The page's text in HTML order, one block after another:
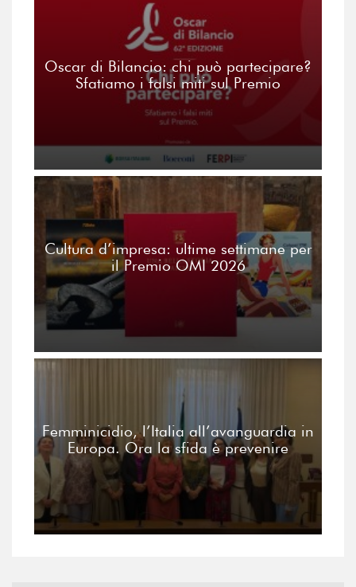
Oscar di Bilancio: chi può partecipare?
Sfatiamo i falsi miti sul Premio
Cultura d’impresa: ultime settimane per
il Premio OMI 2026
Femminicidio, l’Italia all’avanguardia in
Europa. Ora la sfida è prevenire